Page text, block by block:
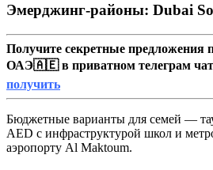
Эмерджинг-районы: Dubai
Получите секретные
ОАЭ🇦🇪 в приватном телеграм
получить
Бюджетные варианты для семей —
AED с инфраструктурой школ и
аэропорту Al Maktoum.